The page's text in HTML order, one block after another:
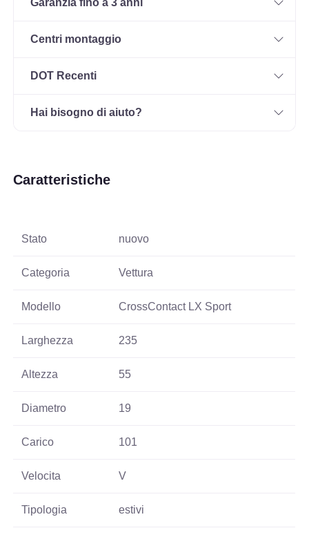
Garanzia fino a 3 anni
Centri montaggio
DOT Recenti
Hai bisogno di aiuto?
Caratteristiche
Stato nuovo
Categoria Vettura
Modello CrossContact LX Sport
Larghezza 235
Altezza 55
Diametro 19
Carico 101
Velocita V
Tipologia estivi